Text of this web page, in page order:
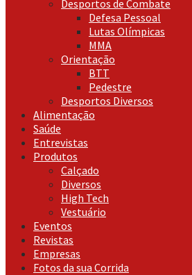
Desportos de Combate
Defesa Pessoal
Lutas Olímpicas
MMA
Orientação
BTT
Pedestre
Desportos Diversos
Alimentação
Saúde
Entrevistas
Produtos
Calçado
Diversos
High Tech
Vestuário
Eventos
Revistas
Empresas
Fotos da sua Corrida